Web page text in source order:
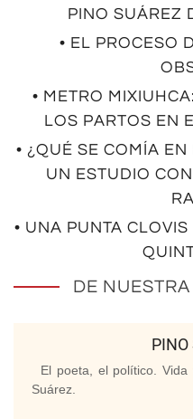
PINO SUÁREZ
• EL PROCESO
• METRO
LOS PARTOS EN
• ¿QUÉ SE COMÍA
UN ESTUDIO
• UNA PUNTA
DE
PINO
El poeta, el político.
Suárez.